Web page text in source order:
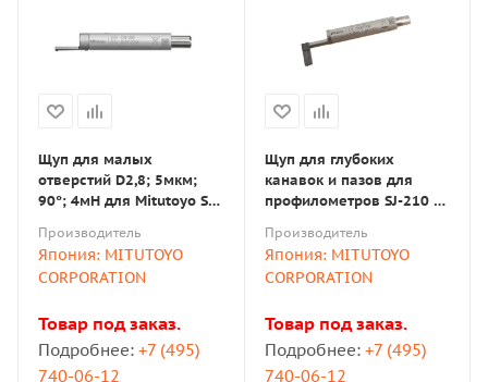
Щуп для малых
отверстий D2,8; 5мкм;
90°; 4мН для Mitutoyo SJ-
Производитель
Япония: MITUTOYO
CORPORATION
Товар под заказ.
Подробнее: +7 (495)
740-06-12
Щуп для глубоких
канавок и пазов для
профилометров SJ-210 /
(2µm; 0,75mN)
Производитель
Япония: MITUTOYO
CORPORATION
Товар под заказ.
Подробнее: +7 (495)
740-06-12